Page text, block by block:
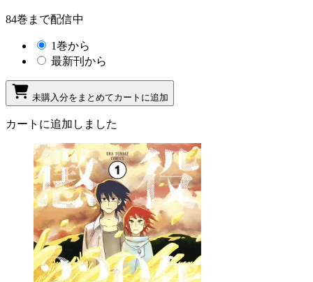
84巻まで配信中
1巻から
最新刊から
未購入分をまとめてカートに追加
カートに追加しました